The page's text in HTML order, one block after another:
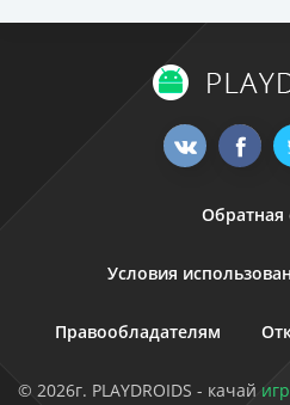
Обратная
Условия
Правообладателям
© 2026г. PLAYDROIDS - качай